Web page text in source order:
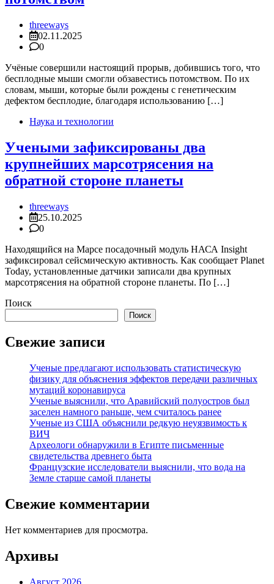
threeways
02.11.2025
0
Учёные совершили настоящий прорыв, добившись того, что
бесплодные мыши смогли обзавестись потомством. По их
словам, мыши, которые были рождены с генетическим
дефектом бесплодие, благодаря использованию […]
Наука и технологии
Учеными зафиксированы два
крупнейших марсотрясения на
обратной стороне планеты
threeways
25.10.2025
0
Находящийся на Марсе посадочный модуль НАСА Insight
зафиксировал сейсмическую активность. Как сообщает Planet
Today, установленные датчики записали два крупных
марсотрясения на обратной стороне планеты. По […]
Поиск
Поиск
Свежие записи
Ученые предлагают использовать статистическую
физику для объяснения эффектов передачи различных
мутаций коронавируса
Ученые выяснили, что Аравийский полуостров был
заселен намного раньше, чем считалось ранее
Ученые из США объяснили редкую неуязвимость к
ВИЧ
Археологи обнаружили в Египте письменные
свидетельства древнего быта
Французские исследователи выяснили, что вода на
Земле старше самой планеты
Свежие комментарии
Нет комментариев для просмотра.
Архивы
Август 2026